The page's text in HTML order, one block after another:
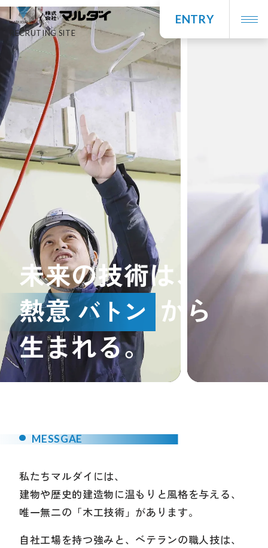
RECRUTING SITE
ENTRY
未来の技術は、
熱意 バトン から
生まれる。
MESSGAE
私たちマルダイには、
建物や歴史的建造物に温もりと風格を与える、
唯一無二の「木工技術」があります。
自社工場を持つ強みと、ベテランの職人技は、